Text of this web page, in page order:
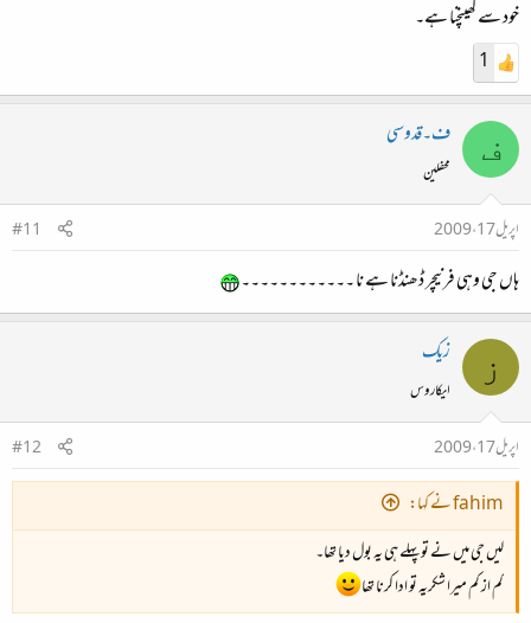
خود سے کھینچنا ہے۔
1
ف ف۔قدوسی
محفلین
اپریل 17، 2009
#11
ہاں جی وہی فرنیچر ڈھنڈنا ہے نا ۔۔۔۔۔۔۔۔۔۔۔۔
ز زیک
ایکاروس
اپریل 17، 2009
#12
fahim نے کہا:
لیں جی میں‌ نے تو پہلے ہی یہ بول دیا تھا۔
کم از کم میرا شکریہ تو ادا کرنا تھا